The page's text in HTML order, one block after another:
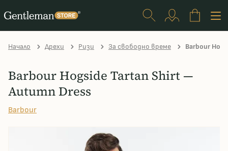
Начало Дрехи Ризи За свободно време Barbour
Barbour Hogside Tartan Shirt —
Autumn Dress
Barbour